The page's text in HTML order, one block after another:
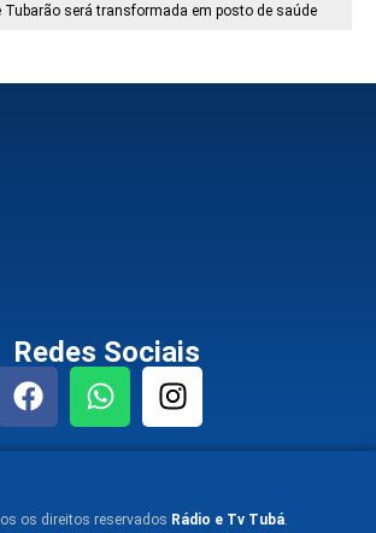
será transformada em posto de saúde
Redes Sociais
os direitos reservados Rádio e Tv Tubá.